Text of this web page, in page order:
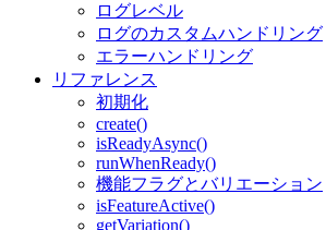
ログレベル
ログのカスタムハンドリング
エラーハンドリング
リファレンス
初期化
create()
isReadyAsync()
runWhenReady()
機能フラグとバリエーション
isFeatureActive()
getVariation()